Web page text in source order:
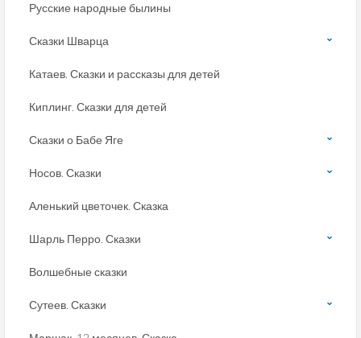
Русские народные былины
Сказки Шварца
Катаев. Сказки и рассказы для детей
Киплинг. Сказки для детей
Сказки о Бабе Яге
Носов. Сказки
Аленький цветочек. Сказка
Шарль Перро. Сказки
Волшебные сказки
Сутеев. Сказки